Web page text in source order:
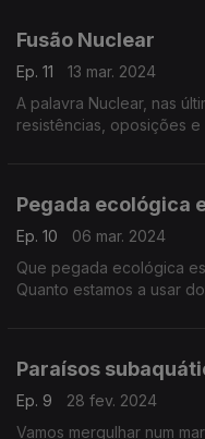
Fusão Nuclear
Ep. 11
13 mar. 2024
A palavra Nuclear, nas
resistências, oposições e
Pegada ecológica
Ep. 10
06 mar. 2024
Que pegada ecológica
Quanto estamos a usar
Paraísos
Ep. 9
28 fev. 2024
Vamos mergulhar num